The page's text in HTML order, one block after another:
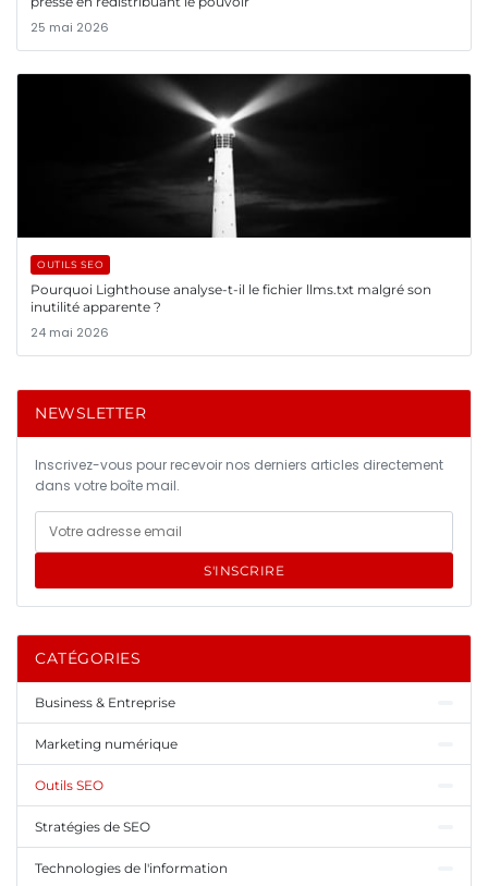
25 mai 2026
OUTILS SEO
Pourquoi Lighthouse analyse-t-il le fichier llms.txt malgré son
inutilité apparente ?
24 mai 2026
NEWSLETTER
Inscrivez-vous pour recevoir nos derniers articles directement
dans votre boîte mail.
S'INSCRIRE
CATÉGORIES
Business & Entreprise
Marketing numérique
Outils SEO
Stratégies de SEO
Technologies de l'information